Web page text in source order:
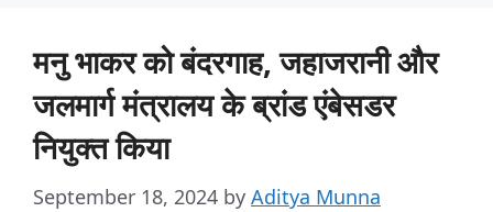
मनु भाकर को बंदरगाह, जहाजरानी और
जलमार्ग मंत्रालय के ब्रांड एंबेसडर
नियुक्त किया
September 18, 2024 by Aditya Munna